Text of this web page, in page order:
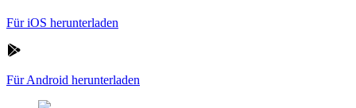
Für iOS herunterladen
Für Android herunterladen